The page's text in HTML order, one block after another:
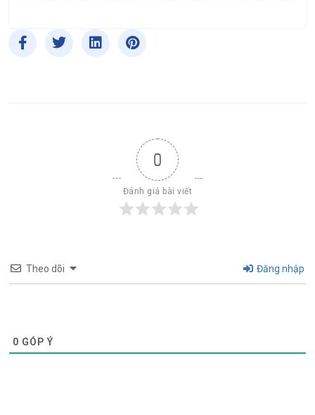
0
Đánh giá bài viết
Theo dõi Đăng nhập
0 GÓP Ý